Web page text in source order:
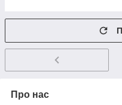
Про нас